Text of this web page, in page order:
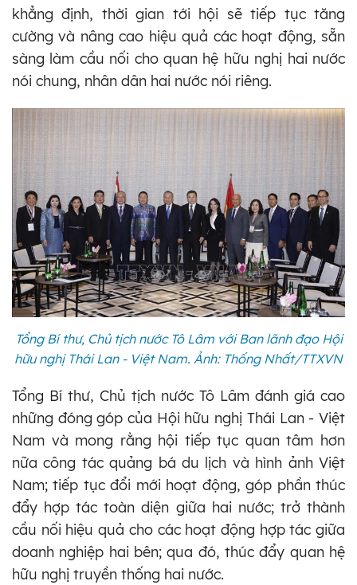
khẳng định, thời gian tới hội sẽ tiếp tục tăng
cường và nâng cao hiệu quả các hoạt động, sẵn
sàng làm cầu nối cho quan hệ hữu nghị hai nước
nói chung, nhân dân hai nước nói riêng.
Tổng Bí thư, Chủ tịch nước Tô Lâm với Ban lãnh đạo Hội
hữu nghị Thái Lan - Việt Nam. Ảnh: Thống Nhất/TTXVN
Tổng Bí thư, Chủ tịch nước Tô Lâm đánh giá cao
những đóng góp của Hội hữu nghị Thái Lan - Việt
Nam và mong rằng hội tiếp tục quan tâm hơn
nữa công tác quảng bá du lịch và hình ảnh Việt
Nam; tiếp tục đổi mới hoạt động, góp phần thúc
đẩy hợp tác toàn diện giữa hai nước; trở thành
cầu nối hiệu quả cho các hoạt động hợp tác giữa
doanh nghiệp hai bên; qua đó, thúc đẩy quan hệ
hữu nghị truyền thống hai nước.